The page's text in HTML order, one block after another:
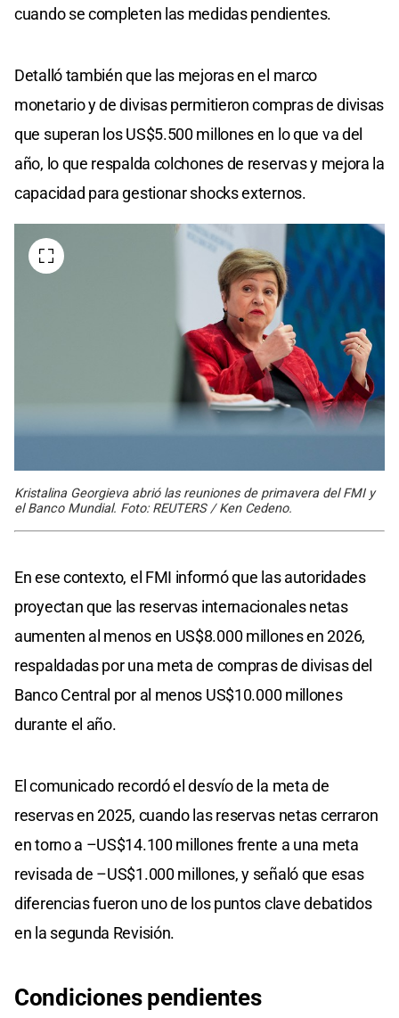
cuando se completen las medidas pendientes.
Detalló también que las mejoras en el marco
monetario y de divisas permitieron compras de divisas
que superan los US$5.500 millones en lo que va del
año, lo que respalda colchones de reservas y mejora la
capacidad para gestionar shocks externos.
Kristalina Georgieva abrió las reuniones de primavera del FMI y
el Banco Mundial. Foto: REUTERS / Ken Cedeno.
En ese contexto, el FMI informó que las autoridades
proyectan que las reservas internacionales netas
aumenten al menos en US$8.000 millones en 2026,
respaldadas por una meta de compras de divisas del
Banco Central por al menos US$10.000 millones
durante el año.
El comunicado recordó el desvío de la meta de
reservas en 2025, cuando las reservas netas cerraron
en torno a –US$14.100 millones frente a una meta
revisada de –US$1.000 millones, y señaló que esas
diferencias fueron uno de los puntos clave debatidos
en la segunda Revisión.
Condiciones pendientes